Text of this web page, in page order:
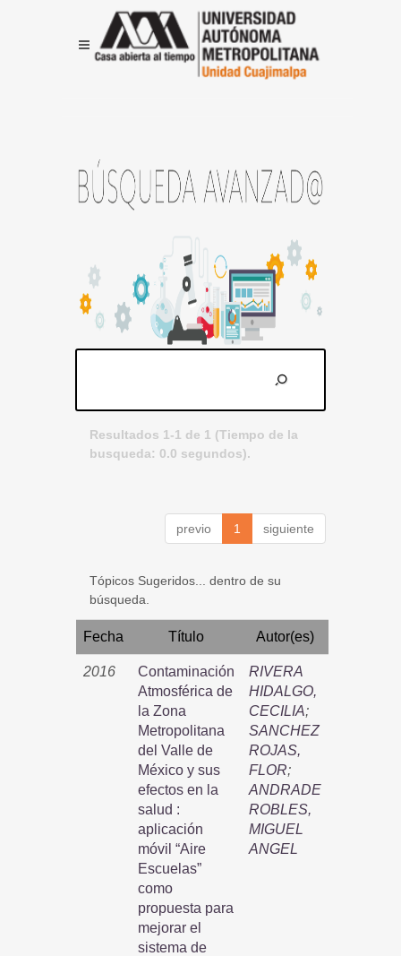
Resultados 1-1 de 1 (Tiempo de la
busqueda: 0.0 segundos).
previo 1 siguiente
Tópicos Sugeridos... dentro de su
búsqueda.
Fecha Título Autor(es)
2016
Contaminación
Atmosférica de
la Zona
Metropolitana
del Valle de
México y sus
efectos en la
salud :
aplicación
móvil “Aire
Escuelas”
como
propuesta para
mejorar el
sistema de
RIVERA
HIDALGO,
CECILIA;
SANCHEZ
ROJAS,
FLOR;
ANDRADE
ROBLES,
MIGUEL
ANGEL